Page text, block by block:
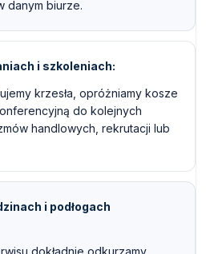
danym biurze.
i szkoleniach
krzesła, opróżniamy kosze
do kolejnych
handlowych, rekrutacji lub
i podłogach
dokładnie odkurzamy